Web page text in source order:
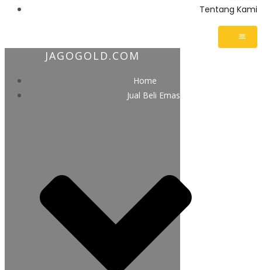
Tentang Kami
JAGOGOLD.COM
Home
Jual Beli Emas